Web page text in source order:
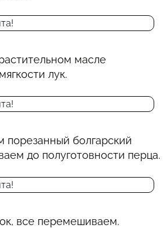
масле
лук.
порезанный болгарский
до полуготовности перца.
все перемешиваем.